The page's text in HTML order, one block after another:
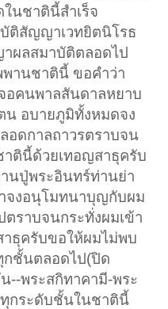
นชาตินี้สำเร็จ
ติสัญญาเวทยิตนิโรธ
ผลสมาบัติตลอดไป
พานชาตินี้ ขอคำว่า
อคนพาลสันดาลหยาบ
น อบายภูมิทั้งหมดจง
อดกาลถาวรตราบจน
าตินี้ด้วยเทอญสาธุครับ
นปู่พระอินทร์ท่านย่า
จงอนุโมทนาบุญกับผม
ราบจนกระทั่งผมเข้า
ธุครับขอให้ผมไม่พบ
กชั้นตลอดไป(ปิด
--พระสกิทาคามี-พระ
กระดับชั้นในชาตินี้